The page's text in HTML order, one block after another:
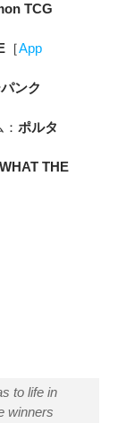
TCG
［App
ンク
ポルタ
WHAT THE
to life in
winners